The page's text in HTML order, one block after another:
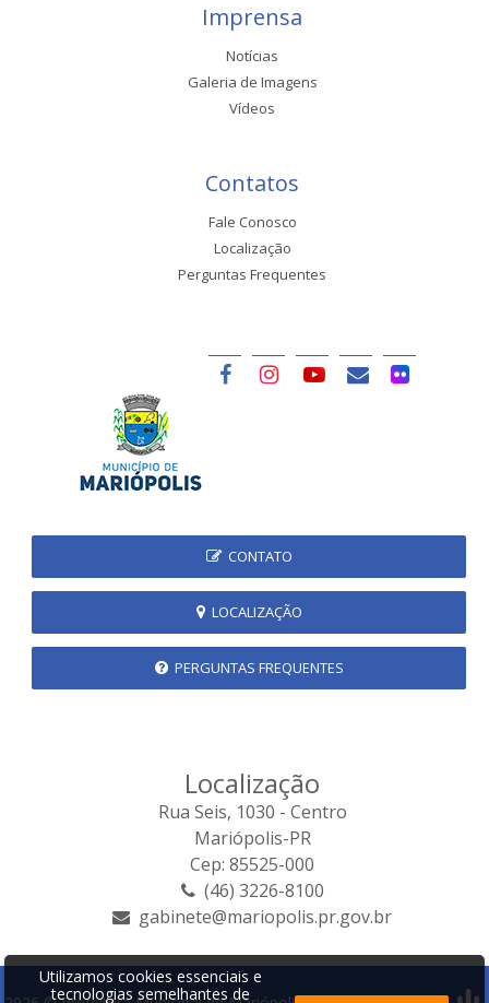
Imprensa
Notícias
Galeria de Imagens
Vídeos
Contatos
Fale Conosco
Localização
Perguntas Frequentes
CONTATO
LOCALIZAÇÃO
PERGUNTAS FREQUENTES
Localização
Rua Seis, 1030 - Centro
Mariópolis-PR
Cep: 85525-000
(46) 3226-8100
gabinete@mariopolis.pr.gov.br
Utilizamos cookies essenciais e
tecnologias semelhantes de